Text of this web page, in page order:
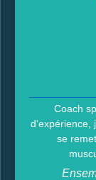
Coach
d'expérience,
se